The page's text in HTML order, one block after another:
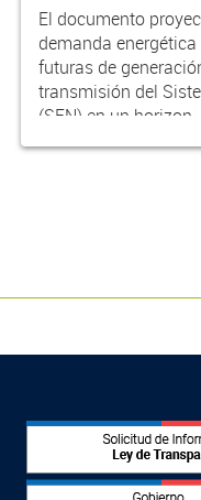
El documento
demanda
futuras de
transmisión del
(SEN) en un horizon...